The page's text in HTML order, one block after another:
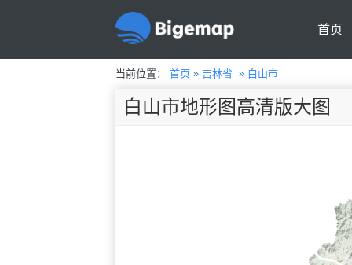
首页
当前位置： 首页» 吉林省 » 白山市
白山市地形图高清版大图